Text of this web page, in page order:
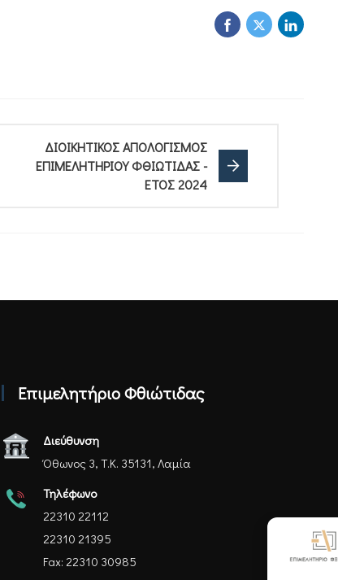
ΔΙΟΙΚΗΤΙΚΟΣ ΑΠΟΛΟΓΙΣΜΟΣ
ΕΠΙΜΕΛΗΤΗΡΙΟΥ ΦΘΙΩΤΙΔΑΣ -
ΕΤΟΣ 2024
Επιμελητήριο Φθιώτιδας
Διεύθυνση
Όθωνος 3, Τ.Κ. 35131, Λαμία
Τηλέφωνο
22310 22112
22310 21395
Fax: 22310 30985